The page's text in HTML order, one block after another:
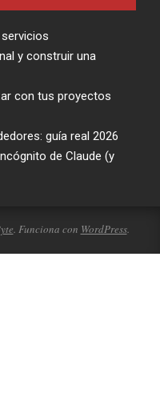
y construir una
con tus proyectos
guía real 2026
de Claude (y
. Funciona con WordPress.